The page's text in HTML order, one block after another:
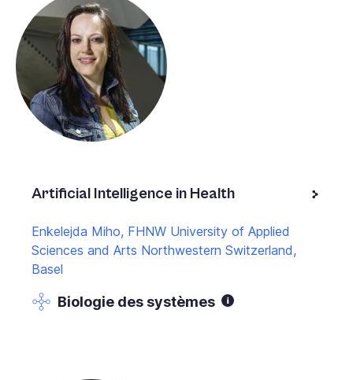
Artificial Intelligence in Health
Enkelejda Miho, FHNW University of Applied
Sciences and Arts Northwestern Switzerland,
Basel
Biologie des systèmes